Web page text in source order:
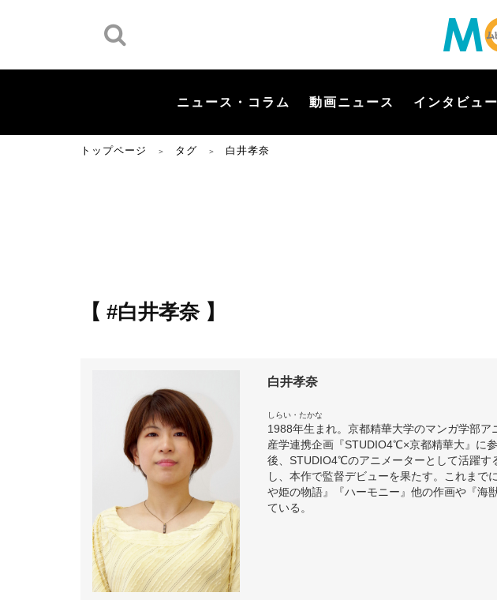
ニュース・コラム 動画ニュース インタビュー
トップページ ＞ タグ ＞ 白井孝奈
【 #白井孝奈 】
白井孝奈
しらい・たかな
1988年生まれ。京都精華大学のマンガ学部
産学連携企画『STUDIO4℃×京都精華大』に
後、STUDIO4℃のアニメーターとして活躍す
し、本作で監督デビューを果たす。これまで
や姫の物語』『ハーモニー』他の作画や『海
ている。